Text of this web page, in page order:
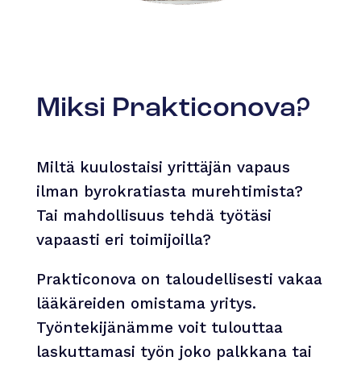
Miksi Prakticonova?
Miltä kuulostaisi yrittäjän vapaus
ilman byrokratiasta murehtimista?
Tai mahdollisuus tehdä työtäsi
vapaasti eri toimijoilla?
Prakticonova on taloudellisesti vakaa
lääkäreiden omistama yritys.
Työntekijänämme voit tulouttaa
laskuttamasi työn joko palkkana tai